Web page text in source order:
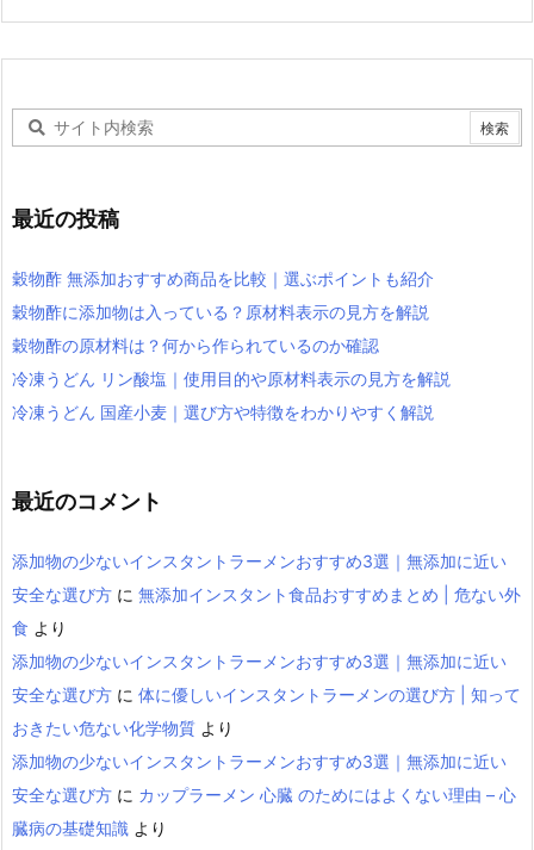
最近の投稿
穀物酢 無添加おすすめ商品を比較｜選ぶポイントも紹介
穀物酢に添加物は入っている？原材料表示の見方を解説
穀物酢の原材料は？何から作られているのか確認
冷凍うどん リン酸塩｜使用目的や原材料表示の見方を解説
冷凍うどん 国産小麦｜選び方や特徴をわかりやすく解説
最近のコメント
添加物の少ないインスタントラーメンおすすめ3選｜無添加に近い
安全な選び方 に 無添加インスタント食品おすすめまとめ | 危ない外
食 より
添加物の少ないインスタントラーメンおすすめ3選｜無添加に近い
安全な選び方 に 体に優しいインスタントラーメンの選び方 | 知って
おきたい危ない化学物質 より
添加物の少ないインスタントラーメンおすすめ3選｜無添加に近い
安全な選び方 に カップラーメン 心臓 のためにはよくない理由 – 心
臓病の基礎知識 より